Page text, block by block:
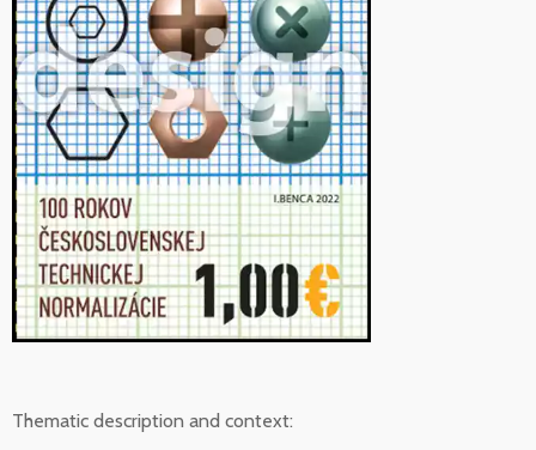
Thematic description and context: